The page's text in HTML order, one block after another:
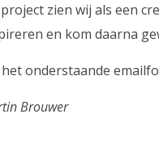
zien wij als een
en kom daarna
het onderstaande
Brouwer